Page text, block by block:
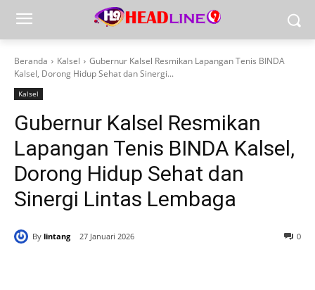
Beranda Kalsel
Gubernur Kalsel Resmikan Lapangan Tenis BINDA
Kalsel, Dorong Hidup Sehat dan Sinergi...
Kalsel
Gubernur Kalsel Resmikan
Lapangan Tenis BINDA Kalsel,
Dorong Hidup Sehat dan
Sinergi Lintas Lembaga
By lintang 27 Januari 2026 0